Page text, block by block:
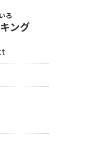
る
ング